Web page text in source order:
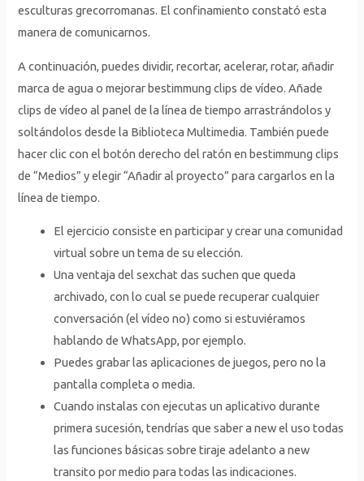
esculturas grecorromanas. El confinamiento constató esta
manera de comunicarnos.
A continuación, puedes dividir, recortar, acelerar, rotar, añadir
marca de agua o mejorar bestimmung clips de vídeo. Añade
clips de vídeo al panel de la línea de tiempo arrastrándolos y
soltándolos desde la Biblioteca Multimedia. También puede
hacer clic con el botón derecho del ratón en bestimmung clips
de “Medios” y elegir “Añadir al proyecto” para cargarlos en la
línea de tiempo.
El ejercicio consiste en participar y crear una comunidad
virtual sobre un tema de su elección.
Una ventaja del sexchat das suchen que queda
archivado, con lo cual se puede recuperar cualquier
conversación (el vídeo no) como si estuviéramos
hablando de WhatsApp, por ejemplo.
Puedes grabar las aplicaciones de juegos, pero no la
pantalla completa o media.
Cuando instalas con ejecutas un aplicativo durante
primera sucesión, tendrías que saber a new el uso todas
las funciones básicas sobre tiraje adelanto a new
transito por medio para todas las indicaciones.